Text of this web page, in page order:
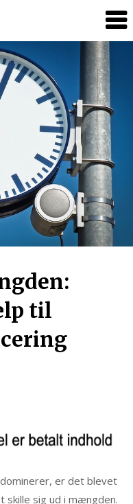
til
er det blevet
skille sig ud i mængden.